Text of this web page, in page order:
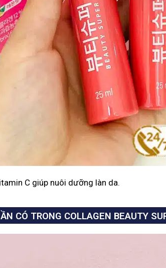
C giúp nuôi dưỡng làn da.
CÓ TRONG COLLAGEN BEAUTY